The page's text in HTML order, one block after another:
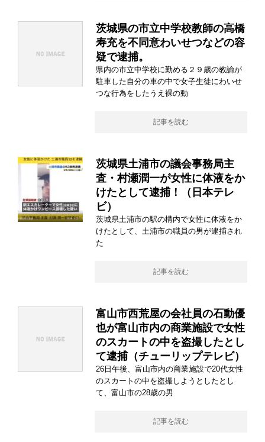
茨城県の市立中学校教師の高橋
寿充を不同意わいせつなどの容
疑で逮捕。
県内の市立中学校に勤める２９歳の教諭が
駐車した自分の車の中で女子生徒にわいせ
つな行為をしたうえ裸の動
記事を読む
茨城県土浦市の議会事務局主
査・村瀬潤一が女性に体液をか
けたとして逮捕！（日本テレ
ビ）
茨城県土浦市の駅の構内で女性に体液をか
けたとして、土浦市の職員の男が逮捕され
た
記事を読む
富山市西荒屋の会社員の石動優
也が富山市内の商業施設で女性
のスカートの中を盗撮したとし
て逮捕（チューリップテレビ）
26日午後、富山市内の商業施設で20代女性
のスカートの中を盗撮しようとしたとし
て、富山市の28歳の男
記事を読む